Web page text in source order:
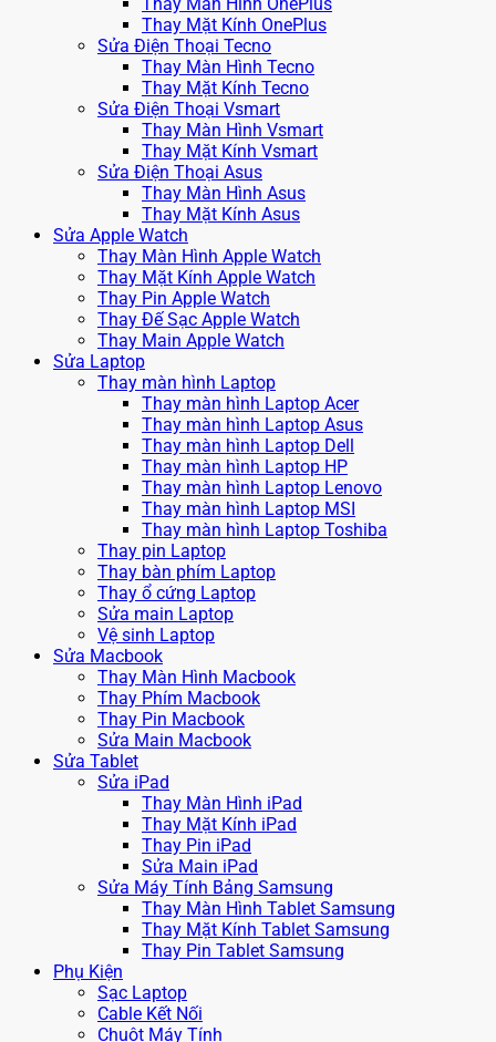
Thay Màn Hình OnePlus
Thay Mặt Kính OnePlus
Sửa Điện Thoại Tecno
Thay Màn Hình Tecno
Thay Mặt Kính Tecno
Sửa Điện Thoại Vsmart
Thay Màn Hình Vsmart
Thay Mặt Kính Vsmart
Sửa Điện Thoại Asus
Thay Màn Hình Asus
Thay Mặt Kính Asus
Sửa Apple Watch
Thay Màn Hình Apple Watch
Thay Mặt Kính Apple Watch
Thay Pin Apple Watch
Thay Đế Sạc Apple Watch
Thay Main Apple Watch
Sửa Laptop
Thay màn hình Laptop
Thay màn hình Laptop Acer
Thay màn hình Laptop Asus
Thay màn hình Laptop Dell
Thay màn hình Laptop HP
Thay màn hình Laptop Lenovo
Thay màn hình Laptop MSI
Thay màn hình Laptop Toshiba
Thay pin Laptop
Thay bàn phím Laptop
Thay ổ cứng Laptop
Sửa main Laptop
Vệ sinh Laptop
Sửa Macbook
Thay Màn Hình Macbook
Thay Phím Macbook
Thay Pin Macbook
Sửa Main Macbook
Sửa Tablet
Sửa iPad
Thay Màn Hình iPad
Thay Mặt Kính iPad
Thay Pin iPad
Sửa Main iPad
Sửa Máy Tính Bảng Samsung
Thay Màn Hình Tablet Samsung
Thay Mặt Kính Tablet Samsung
Thay Pin Tablet Samsung
Phụ Kiện
Sạc Laptop
Cable Kết Nối
Chuột Máy Tính